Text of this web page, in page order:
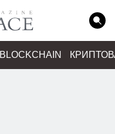
BLOCKCHAIN